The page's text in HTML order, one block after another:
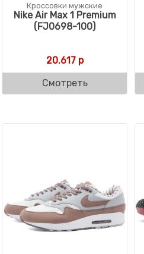
Кроссовки мужские
Nike Air Max 1 Premium
(FJ0698-100)
20.617р
Смотреть